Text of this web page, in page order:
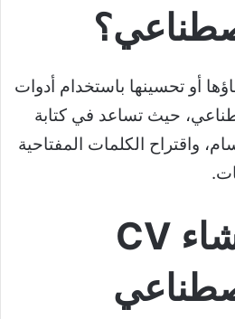
أو تحسينها باستخدام أدوات
حيث تساعد في كتابة
واقتراح الكلمات المفتاحية
مميزات إنشاء CV